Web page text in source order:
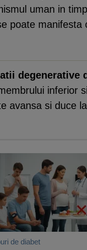
uman in
poate manifesta
degenerative
inferior
avansa si duce
de diabet